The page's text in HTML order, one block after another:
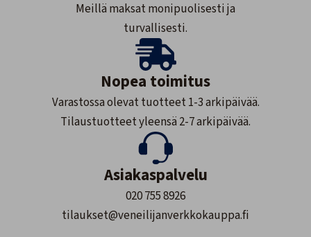
Meillä maksat monipuolisesti ja
turvallisesti.
Nopea toimitus
Varastossa olevat tuotteet 1-3 arkipäivää.
Tilaustuotteet yleensä 2-7 arkipäivää.
Asiakaspalvelu
020 755 8926
tilaukset@veneilijanverkkokauppa.fi